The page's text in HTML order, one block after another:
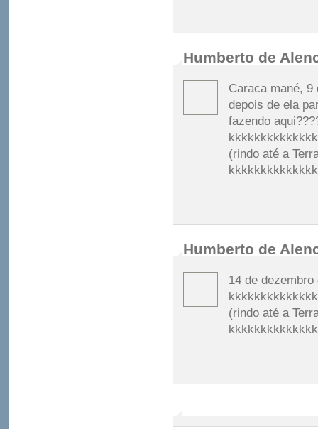
Humberto de
Caraca mané, 9
depois de ela
fazendo
(rindo até a
Humberto de
14 de
(rindo até a